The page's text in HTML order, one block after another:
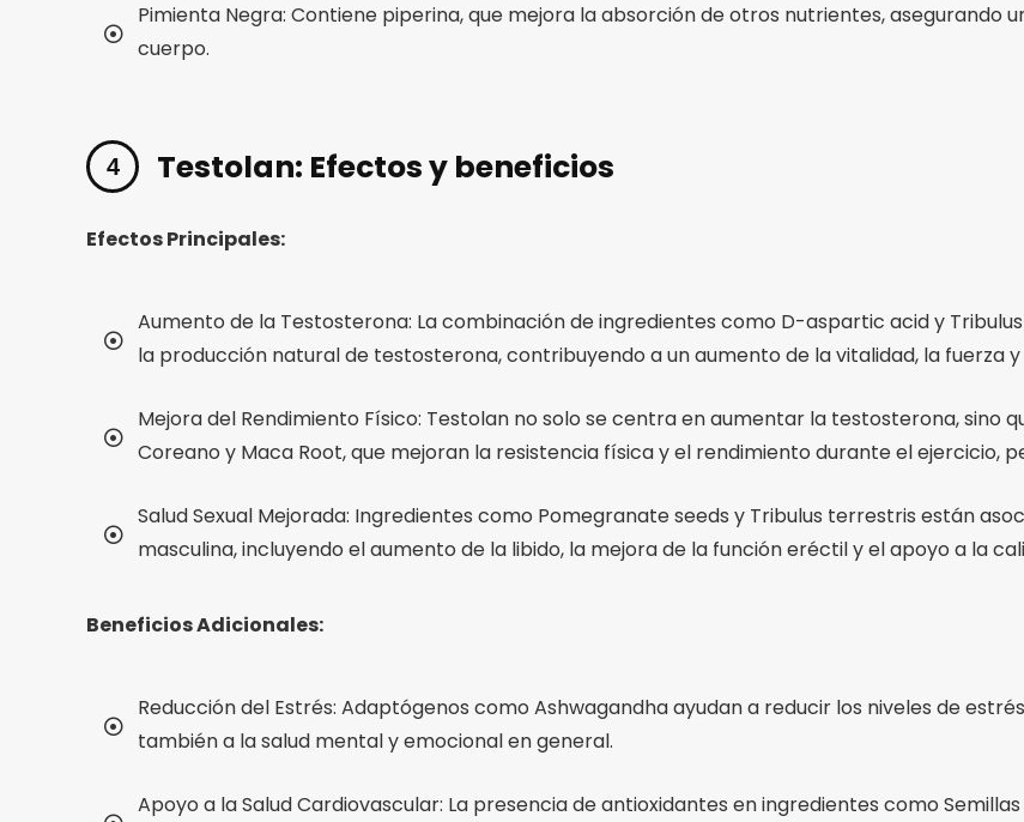
Pimienta Negra: Contiene piperina, que mejora la absorción de otros nutrientes, asegurando
cuerpo.
Testolan: Efectos y beneficios
Efectos Principales:
Aumento de la Testosterona: La combinación de ingredientes como D-aspartic acid y
la producción natural de testosterona, contribuyendo a un aumento de la vitalidad, la fuerza
Mejora del Rendimiento Físico: Testolan no solo se centra en aumentar la testosterona, sino
Coreano y Maca Root, que mejoran la resistencia física y el rendimiento durante el ejercicio,
Salud Sexual Mejorada: Ingredientes como Pomegranate seeds y Tribulus terrestris están
masculina, incluyendo el aumento de la libido, la mejora de la función eréctil y el apoyo a la
Beneficios Adicionales:
Reducción del Estrés: Adaptógenos como Ashwagandha ayudan a reducir los niveles de
también a la salud mental y emocional en general.
Apoyo a la Salud Cardiovascular: La presencia de antioxidantes en ingredientes como